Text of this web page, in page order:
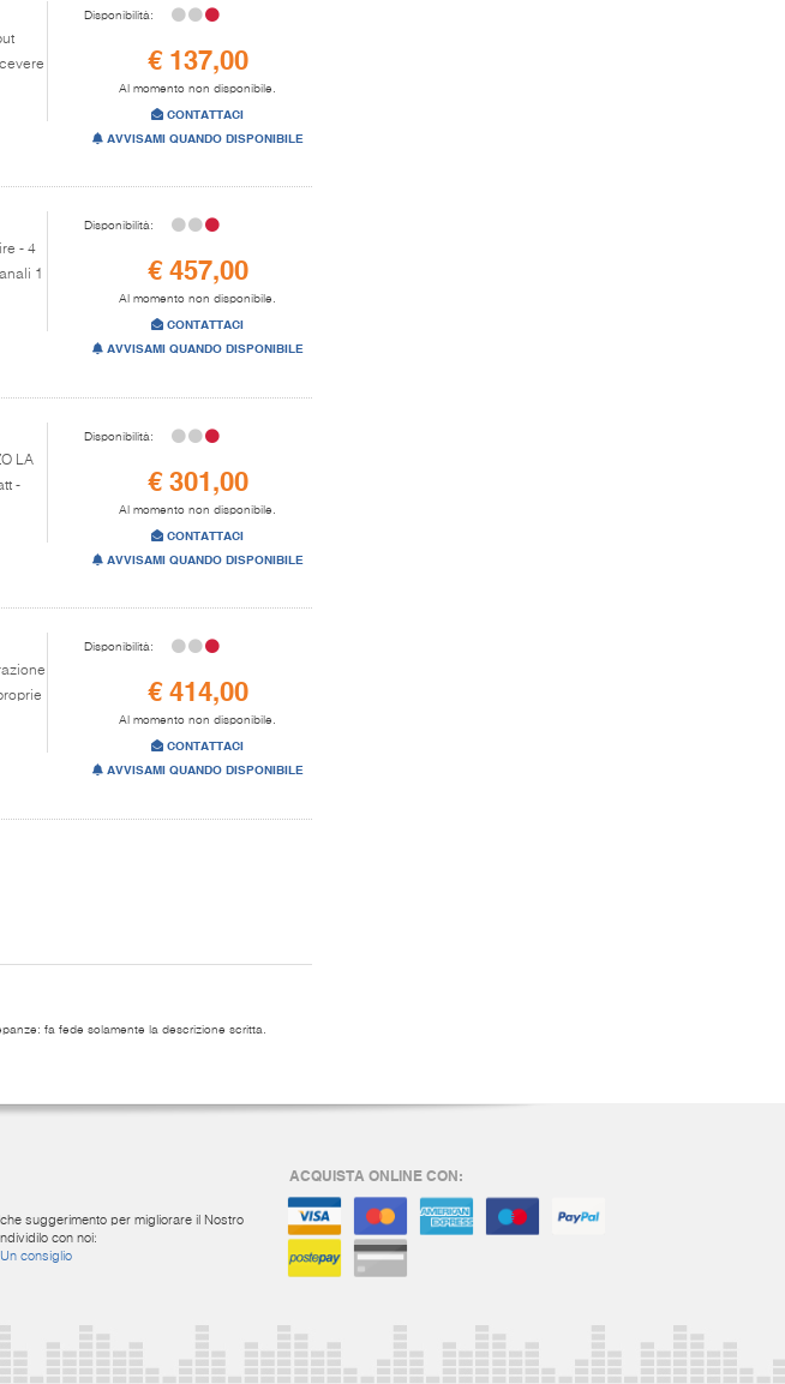
Disponibilità:
€ 137,00
Al momento non disponibile.
CONTATTACI
AVVISAMI QUANDO DISPONIBILE
- 4
1
Disponibilità:
€ 457,00
Al momento non disponibile.
CONTATTACI
AVVISAMI QUANDO DISPONIBILE
LA
-
Disponibilità:
€ 301,00
Al momento non disponibile.
CONTATTACI
AVVISAMI QUANDO DISPONIBILE
Disponibilità:
€ 414,00
Al momento non disponibile.
CONTATTACI
AVVISAMI QUANDO DISPONIBILE
fa fede solamente la descrizione scritta.
suggerimento per migliorare il Nostro
con noi:
consiglio
ACQUISTA ONLINE CON: